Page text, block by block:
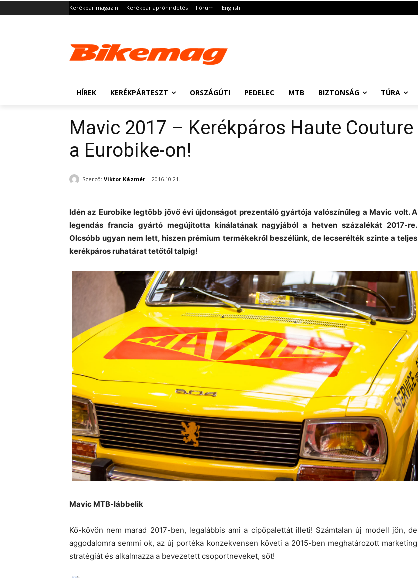
Kerékpár magazin Kerékpár apróhirdetés Fórum English
HÍREK KERÉKPÁRTESZT ORSZÁGÚTI PEDELEC MTB BIZTONSÁG TÚRA
Mavic 2017 – Kerékpáros Haute Couture
a Eurobike-on!
Szerző: Viktor Kázmér 2016.10.21.
Idén az Eurobike legtöbb jövő évi újdonságot prezentáló gyártója valószínűleg a Mavic volt. A
legendás francia gyártó megújította kínálatának nagyjából a hetven százalékát 2017-re.
Olcsóbb ugyan nem lett, hiszen prémium termékekről beszélünk, de lecserélték szinte a teljes
kerékpáros ruhatárat tetőtől talpig!
Mavic MTB-lábbelik
Kő-kövön nem marad 2017-ben, legalábbis ami a cipőpalettát illeti! Számtalan új modell jön, de
aggodalomra semmi ok, az új portéka konzekvensen követi a 2015-ben meghatározott marketing
stratégiát és alkalmazza a bevezetett csoportneveket, sőt!